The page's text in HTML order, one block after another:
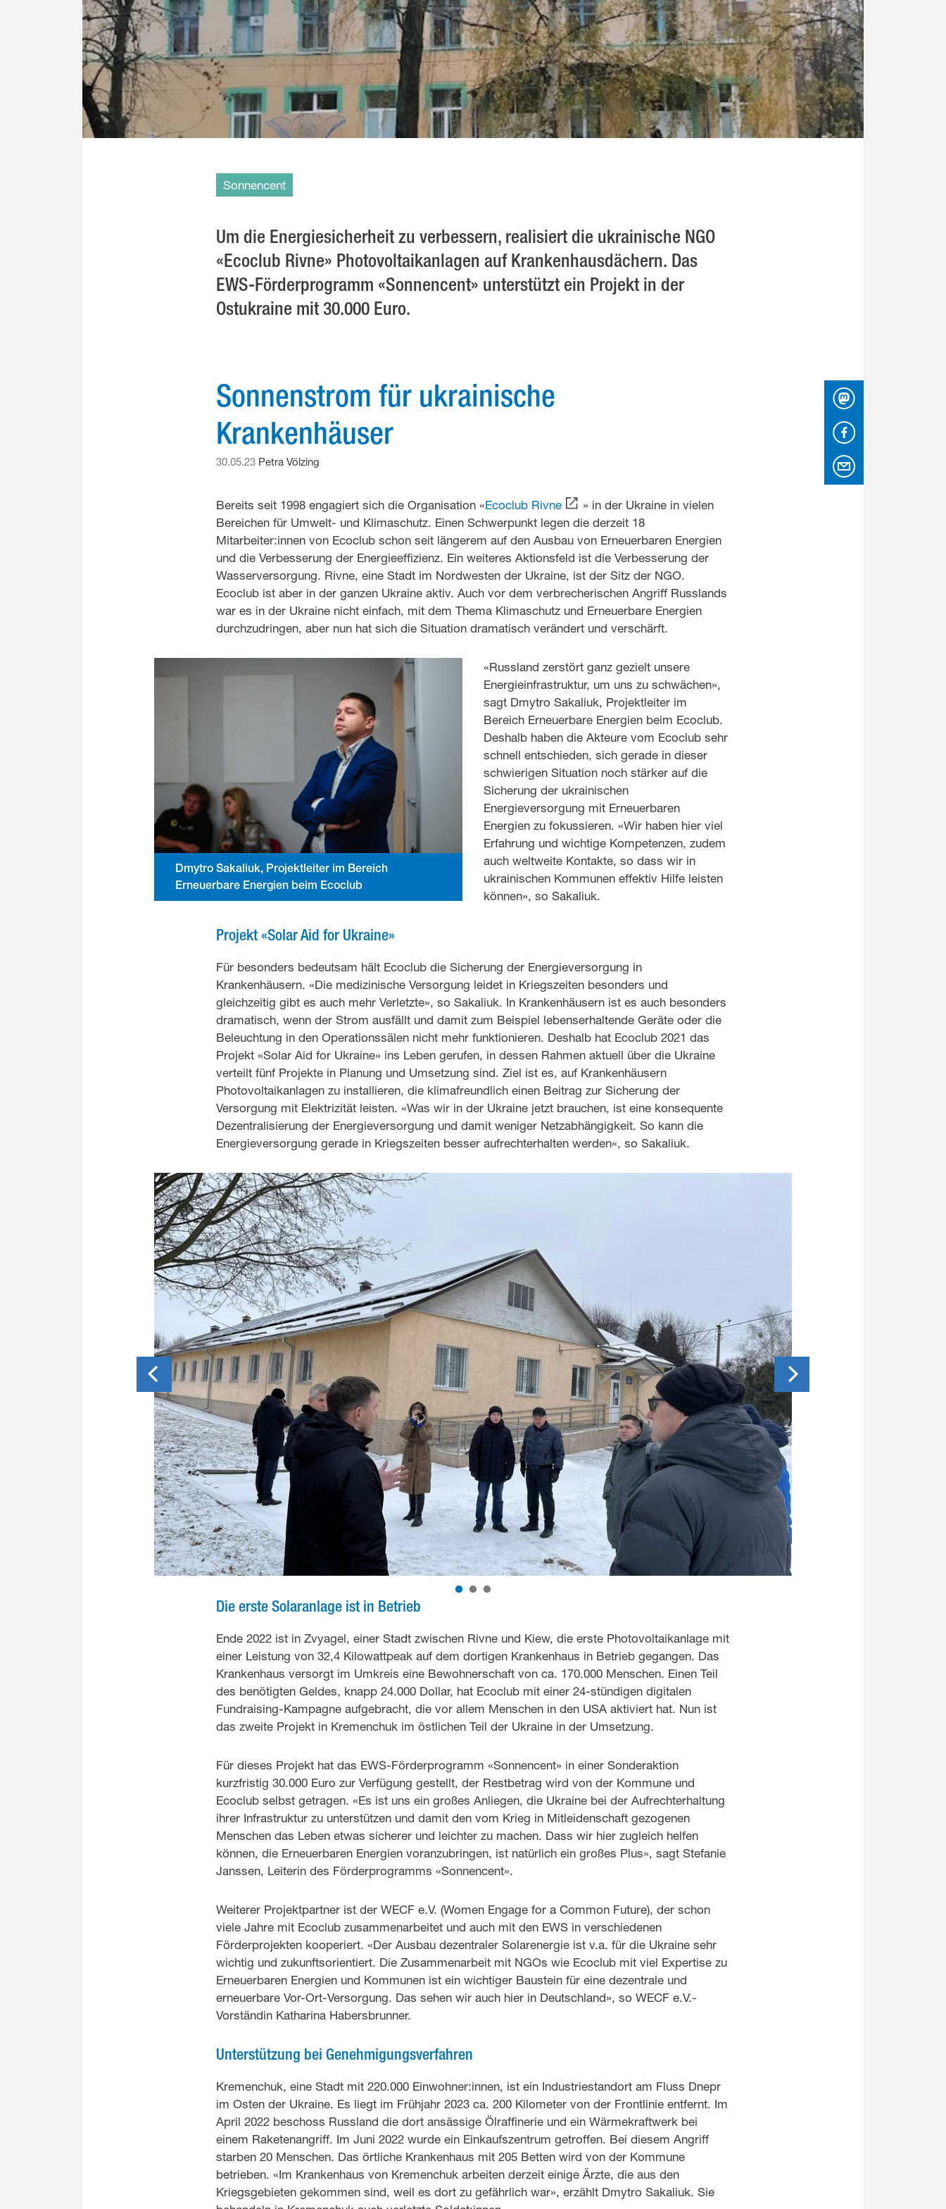
Sonnencent
Um die Energiesicherheit zu verbessern, realisiert die ukrainische NGO
«Ecoclub Rivne» Photovoltaikanlagen auf Krankenhausdächern. Das
EWS-Förderprogramm «Sonnencent» unterstützt ein Projekt in der
Ostukraine mit 30.000 Euro.
Sonnenstrom für ukrainische
Krankenhäuser
30.05.23 Petra Völzing
Bereits seit 1998 engagiert sich die Organisation «Ecoclub Rivne
» in der Ukraine in vielen
Bereichen für Umwelt- und Klimaschutz. Einen Schwerpunkt legen die derzeit 18
Mitarbeiter:innen von Ecoclub schon seit längerem auf den Ausbau von Erneuerbaren Energien
und die Verbesserung der Energieeffizienz. Ein weiteres Aktionsfeld ist die Verbesserung der
Wasserversorgung. Rivne, eine Stadt im Nordwesten der Ukraine, ist der Sitz der NGO.
Ecoclub ist aber in der ganzen Ukraine aktiv. Auch vor dem verbrecherischen Angriff Russlands
war es in der Ukraine nicht einfach, mit dem Thema Klimaschutz und Erneuerbare Energien
durchzudringen, aber nun hat sich die Situation dramatisch verändert und verschärft.
Dmytro Sakaliuk, Projektleiter im Bereich
Erneuerbare Energien beim Ecoclub
«Russland zerstört ganz gezielt unsere
Energieinfrastruktur, um uns zu schwächen»,
sagt Dmytro Sakaliuk, Projektleiter im
Bereich Erneuerbare Energien beim Ecoclub.
Deshalb haben die Akteure vom Ecoclub sehr
schnell entschieden, sich gerade in dieser
schwierigen Situation noch stärker auf die
Sicherung der ukrainischen
Energieversorgung mit Erneuerbaren
Energien zu fokussieren. «Wir haben hier viel
Erfahrung und wichtige Kompetenzen, zudem
auch weltweite Kontakte, so dass wir in
ukrainischen Kommunen effektiv Hilfe leisten
können», so Sakaliuk.
Projekt «Solar Aid for Ukraine»
Für besonders bedeutsam hält Ecoclub die Sicherung der Energieversorgung in
Krankenhäusern. «Die medizinische Versorgung leidet in Kriegszeiten besonders und
gleichzeitig gibt es auch mehr Verletzte», so Sakaliuk. In Krankenhäusern ist es auch besonders
dramatisch, wenn der Strom ausfällt und damit zum Beispiel lebenserhaltende Geräte oder die
Beleuchtung in den Operationssälen nicht mehr funktionieren. Deshalb hat Ecoclub 2021 das
Projekt «Solar Aid for Ukraine» ins Leben gerufen, in dessen Rahmen aktuell über die Ukraine
verteilt fünf Projekte in Planung und Umsetzung sind. Ziel ist es, auf Krankenhäusern
Photovoltaikanlagen zu installieren, die klimafreundlich einen Beitrag zur Sicherung der
Versorgung mit Elektrizität leisten. «Was wir in der Ukraine jetzt brauchen, ist eine konsequente
Dezentralisierung der Energieversorgung und damit weniger Netzabhängigkeit. So kann die
Energieversorgung gerade in Kriegszeiten besser aufrechterhalten werden«, so Sakaliuk.
Die erste Solaranlage ist in Betrieb
Ende 2022 ist in Zvyagel, einer Stadt zwischen Rivne und Kiew, die erste Photovoltaikanlage mit
einer Leistung von 32,4 Kilowattpeak auf dem dortigen Krankenhaus in Betrieb gegangen. Das
Krankenhaus versorgt im Umkreis eine Bewohnerschaft von ca. 170.000 Menschen. Einen Teil
des benötigten Geldes, knapp 24.000 Dollar, hat Ecoclub mit einer 24-stündigen digitalen
Fundraising-Kampagne aufgebracht, die vor allem Menschen in den USA aktiviert hat. Nun ist
das zweite Projekt in Kremenchuk im östlichen Teil der Ukraine in der Umsetzung.
Für dieses Projekt hat das EWS-Förderprogramm «Sonnencent» in einer Sonderaktion
kurzfristig 30.000 Euro zur Verfügung gestellt, der Restbetrag wird von der Kommune und
Ecoclub selbst getragen. «Es ist uns ein großes Anliegen, die Ukraine bei der Aufrechterhaltung
ihrer Infrastruktur zu unterstützen und damit den vom Krieg in Mitleidenschaft gezogenen
Menschen das Leben etwas sicherer und leichter zu machen. Dass wir hier zugleich helfen
können, die Erneuerbaren Energien voranzubringen, ist natürlich ein großes Plus», sagt Stefanie
Janssen, Leiterin des Förderprogramms «Sonnencent».
Weiterer Projektpartner ist der WECF e.V. (Women Engage for a Common Future), der schon
viele Jahre mit Ecoclub zusammenarbeitet und auch mit den EWS in verschiedenen
Förderprojekten kooperiert. «Der Ausbau dezentraler Solarenergie ist v.a. für die Ukraine sehr
wichtig und zukunftsorientiert. Die Zusammenarbeit mit NGOs wie Ecoclub mit viel Expertise zu
Erneuerbaren Energien und Kommunen ist ein wichtiger Baustein für eine dezentrale und
erneuerbare Vor-Ort-Versorgung. Das sehen wir auch hier in Deutschland», so WECF e.V.-
Vorständin Katharina Habersbrunner.
Unterstützung bei Genehmigungsverfahren
Kremenchuk, eine Stadt mit 220.000 Einwohner:innen, ist ein Industriestandort am Fluss Dnepr
im Osten der Ukraine. Es liegt im Frühjahr 2023 ca. 200 Kilometer von der Frontlinie entfernt. Im
April 2022 beschoss Russland die dort ansässige Ölraffinerie und ein Wärmekraftwerk bei
einem Raketenangriff. Im Juni 2022 wurde ein Einkaufszentrum getroffen. Bei diesem Angriff
starben 20 Menschen. Das örtliche Krankenhaus mit 205 Betten wird von der Kommune
betrieben. «Im Krankenhaus von Kremenchuk arbeiten derzeit einige Ärzte, die aus den
Kriegsgebieten gekommen sind, weil es dort zu gefährlich war», erzählt Dmytro Sakaliuk. Sie